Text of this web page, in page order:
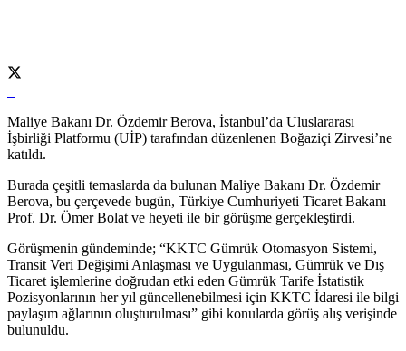
Maliye Bakanı Dr. Özdemir Berova, İstanbul’da Uluslararası
İşbirliği Platformu (UİP) tarafından düzenlenen Boğaziçi Zirvesi’ne
katıldı.
Burada çeşitli temaslarda da bulunan Maliye Bakanı Dr. Özdemir
Berova, bu çerçevede bugün, Türkiye Cumhuriyeti Ticaret Bakanı
Prof. Dr. Ömer Bolat ve heyeti ile bir görüşme gerçekleştirdi.
Görüşmenin gündeminde; “KKTC Gümrük Otomasyon Sistemi,
Transit Veri Değişimi Anlaşması ve Uygulanması, Gümrük ve Dış
Ticaret işlemlerine doğrudan etki eden Gümrük Tarife İstatistik
Pozisyonlarının her yıl güncellenebilmesi için KKTC İdaresi ile bilgi
paylaşım ağlarının oluşturulması” gibi konularda görüş alış verişinde
bulunuldu.